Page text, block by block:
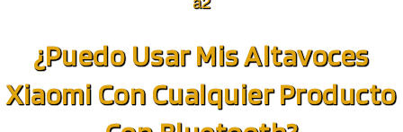
¿Puedo Usar Mis Altavoces
Xiaomi Con Cualquier Producto